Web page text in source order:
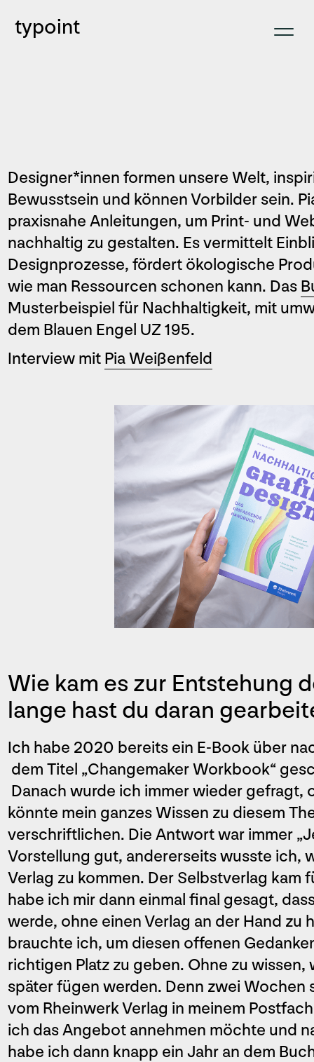
typoint
Designer*innen formen unsere Welt,
Bewusstsein und können Vorbilder sein.
praxisnahe Anleitungen, um Print- und
nachhaltig zu gestalten. Es vermittelt
Designprozesse, fördert ökologische
wie man Ressourcen schonen kann. Das
Musterbeispiel für Nachhaltigkeit, mit
dem Blauen Engel UZ 195.
Interview mit Pia Weißenfeld
Wie kam es zur Entstehung
lange hast du daran
Ich habe 2020 bereits ein E-Book über
dem Titel „Changemaker Workbook“
Danach wurde ich immer wieder gefragt,
könnte mein ganzes Wissen zu diesem
verschriftlichen. Die Antwort war immer
Vorstellung gut, andererseits wusste ich,
Verlag zu kommen. Der Selbstverlag kam
habe ich mir dann einmal final gesagt,
werde, ohne einen Verlag an der Hand zu
brauchte ich, um diesen offenen
richtigen Platz zu geben. Ohne zu
später fügen werden. Denn zwei Wochen
vom Rheinwerk Verlag in meinem
ich das Angebot annehmen möchte und
habe ich dann knapp ein Jahr an dem